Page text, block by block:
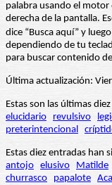
palabra usando el
derecha de la pantalla.
dice “Busca aquí” y
dependiendo de tu
para buscar contenido
Última actualización:
Estas son las últimas
elucidario
revulsivo
preterintencional
Estas diez entradas han
antojo elusivo Matilde
churrasco
papalote